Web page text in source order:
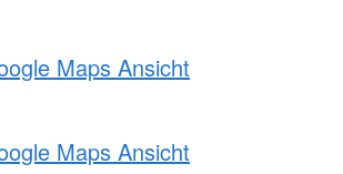
Maps Ansicht
Maps Ansicht